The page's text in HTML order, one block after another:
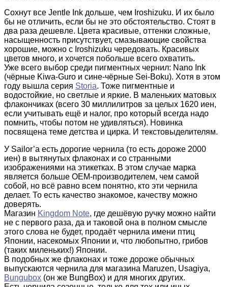
Сохнут все Jentle Ink дольше, чем Iroshizuku. И их было
бы не отличить, если бы не это обстоятельство. Стоят в
два раза дешевле. Цвета красивые, оттенки сложные,
насыщенность присутствует, смазывающие свойства
хорошие, можно с Iroshizuku чередовать. Красивых
цветов много, и хочется побольше всего охватить.
Уже всего выбор среди пигментных чернил: Nano Ink
(чёрные Kiwa-Guro и сине-чёрные Sei-Boku). Хотя в этом
году вышла серия Storia. Тоже пигментные и
водостойкие, но светлые и яркие. В маленьких матовых
флакончиках (всего 30 миллилитров за целых 1620 иен,
если учитывать ещё и налог, про который всегда надо
помнить, чтобы потом не удивляться). Новинка
посвящена теме детства и цирка. И текстовыделителям.
У Sailor’а есть дорогие чернила (то есть дороже 2000
иен) в вытянутых флаконах и со странными
изображениями на этикетках. В этом случае марка
является больше ОЕМ-производителем, чем самой
собой, но всё равно всем понятно, кто эти чернила
делает. То есть качество знакомое, качеству можно
доверять.
Магазин Kingdom Note, где дешёвую ручку можно найти
не с первого раза, да и таковой она в полном смысле
этого слова не будет, продаёт чернила имени птиц
Японии, насекомых Японии и, что любопытно, грибов
(таких миленьких!) Японии.
В подобных же флаконах и тоже дороже обычных
выпускаются чернила для магазина Maruzen, Usagiya,
Bungubox (он же BungBox) и для многих других.